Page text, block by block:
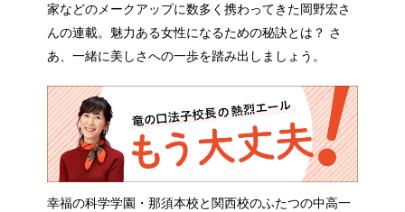
家などのメークアップに数多く携わってきた岡野宏さ
んの連載。魅力ある女性になるための秘訣とは？ さ
あ、一緒に美しさへの一歩を踏み出しましょう。
幸福の科学学園・那須本校と関西校のふたつの中高一